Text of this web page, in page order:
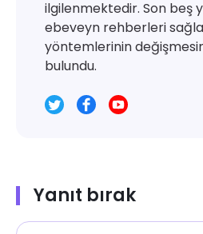
ilgilenmektedir. Son beş
ebeveyn rehberleri
yöntemlerinin
bulundu.
Yanıt bırak